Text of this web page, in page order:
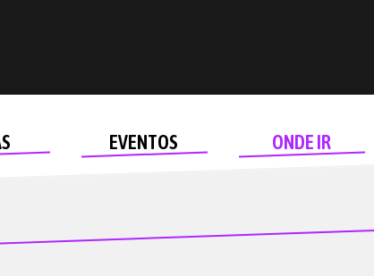
EVENTOS ONDE IR